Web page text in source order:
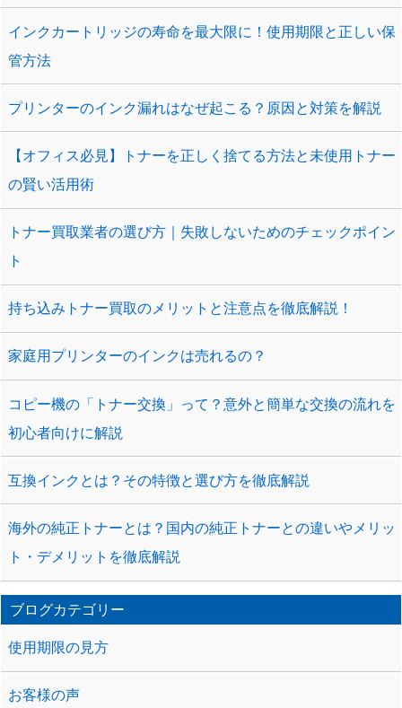
インクカートリッジの寿命を最大限に！使用期限と正しい保
管方法
プリンターのインク漏れはなぜ起こる？原因と対策を解説
【オフィス必見】トナーを正しく捨てる方法と未使用トナー
の賢い活用術
トナー買取業者の選び方｜失敗しないためのチェックポイン
ト
持ち込みトナー買取のメリットと注意点を徹底解説！
家庭用プリンターのインクは売れるの？
コピー機の「トナー交換」って？意外と簡単な交換の流れを
初心者向けに解説
互換インクとは？その特徴と選び方を徹底解説
海外の純正トナーとは？国内の純正トナーとの違いやメリッ
ト・デメリットを徹底解説
ブログカテゴリー
使用期限の見方
お客様の声